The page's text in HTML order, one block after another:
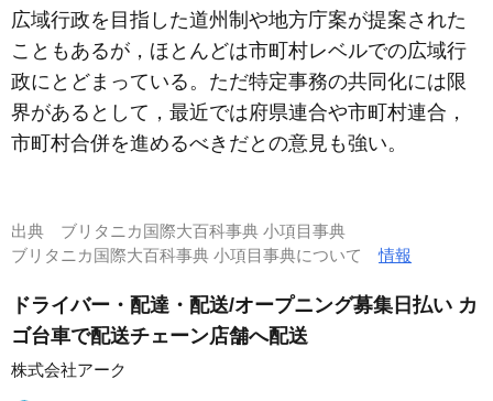
広域行政を目指した道州制や地方庁案が提案された
こともあるが，ほとんどは市町村レベルでの広域行
政にとどまっている。ただ特定事務の共同化には限
界があるとして，最近では府県連合や市町村連合，
市町村合併を進めるべきだとの意見も強い。
出典 ブリタニカ国際大百科事典 小項目事典
ブリタニカ国際大百科事典 小項目事典について情報
ドライバー・配達・配送/オープニング募集日払い カ
ゴ台車で配送チェーン店舗へ配送
株式会社アーク